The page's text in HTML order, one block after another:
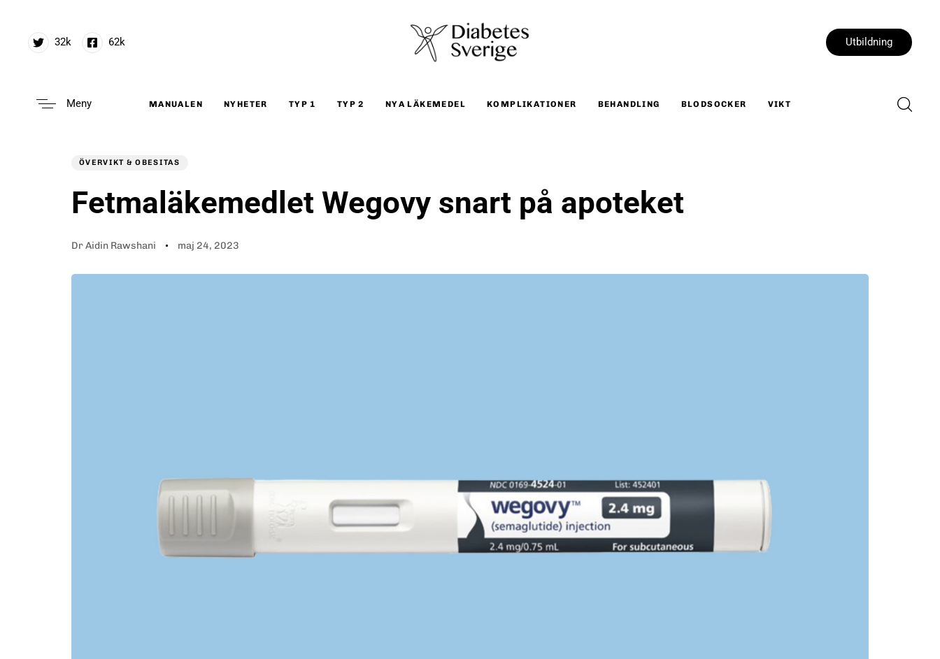
32k 62k Utbildning
Meny MANUALEN NYHETER TYP 1 TYP 2 NYA LÄKEMEDEL KOMPLIKATIONER BEHANDLING BLODSOCKER VIKT
ÖVERVIKT & OBESITAS
Fetmaläkemedlet Wegovy snart på apoteket
Dr Aidin Rawshani maj 24, 2023